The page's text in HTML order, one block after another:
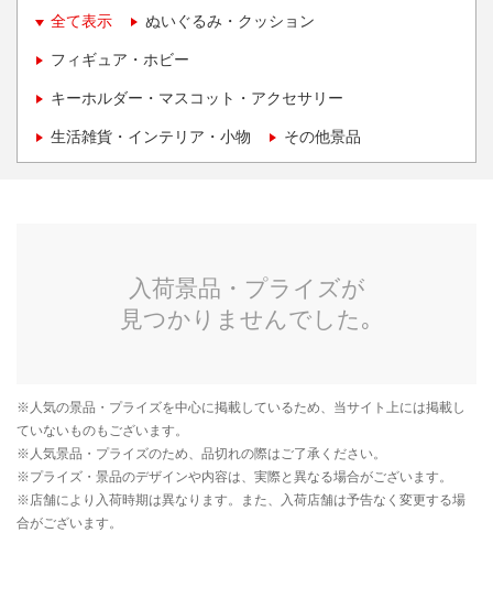
全て表示 ぬいぐるみ・クッション
フィギュア・ホビー
キーホルダー・マスコット・アクセサリー
生活雑貨・インテリア・小物 その他景品